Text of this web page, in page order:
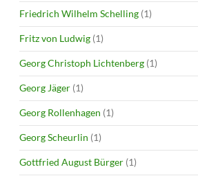
Friedrich Wilhelm Schelling (1)
Fritz von Ludwig (1)
Georg Christoph Lichtenberg (1)
Georg Jäger (1)
Georg Rollenhagen (1)
Georg Scheurlin (1)
Gottfried August Bürger (1)